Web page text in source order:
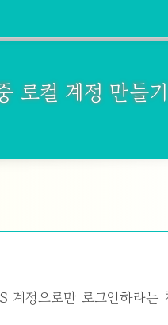
로컬 계정 만들기